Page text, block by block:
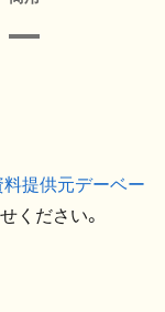
料提供元デーベー
ください。